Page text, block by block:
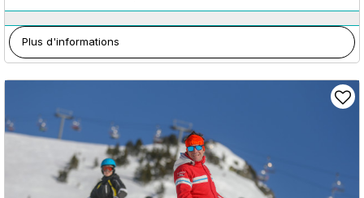
Plus d'informations